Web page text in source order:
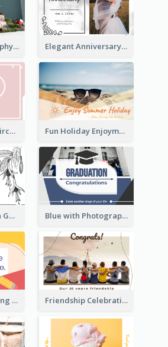
Simple Photography Christmas Greeting Card Elegant Anniversary Card With Photo
Pink And White Circular decorated Get Well Soon Card Fun Holiday Enjoyment Card
Floral Illustration Get Well Soon Greeting Card Blue with Photography Graduation Greeting Card
Bright Encouraging Greeting Card Friendship Celebration Greeting Card